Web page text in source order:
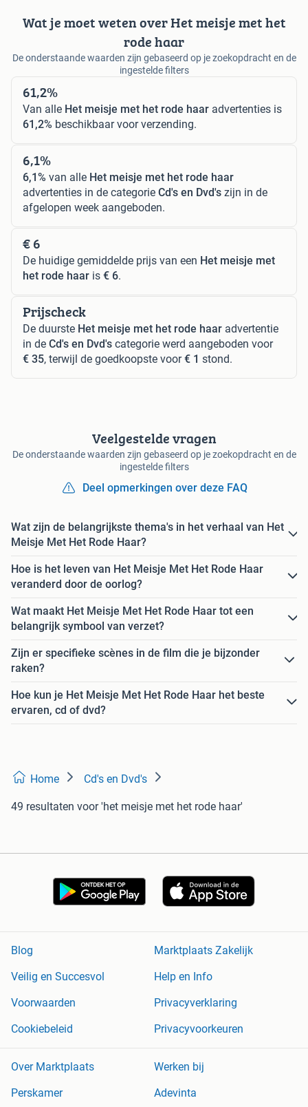
Wat je moet weten over Het meisje met het
rode haar
De onderstaande waarden zijn gebaseerd op je zoekopdracht en de
ingestelde filters
61,2%
Van alle Het meisje met het rode haar advertenties is
61,2% beschikbaar voor verzending.
6,1%
6,1% van alle Het meisje met het rode haar
advertenties in de categorie Cd's en Dvd's zijn in de
afgelopen week aangeboden.
€ 6
De huidige gemiddelde prijs van een Het meisje met
het rode haar is € 6.
Prijscheck
De duurste Het meisje met het rode haar advertentie
in de Cd's en Dvd's categorie werd aangeboden voor
€ 35, terwijl de goedkoopste voor€ 1 stond.
Veelgestelde vragen
De onderstaande waarden zijn gebaseerd op je zoekopdracht en de
ingestelde filters
Deel opmerkingen over deze FAQ
Wat zijn de belangrijkste thema's in het verhaal van Het
Meisje Met Het Rode Haar?
Hoe is het leven van Het Meisje Met Het Rode Haar
veranderd door de oorlog?
Wat maakt Het Meisje Met Het Rode Haar tot een
belangrijk symbool van verzet?
Zijn er specifieke scènes in de film die je bijzonder
raken?
Hoe kun je Het Meisje Met Het Rode Haar het beste
ervaren, cd of dvd?
Home Cd's en Dvd's
49 resultaten voor 'het meisje met het rode haar'
Blog
Marktplaats Zakelijk
Veilig en Succesvol
Help en Info
Voorwaarden
Privacyverklaring
Cookiebeleid
Privacyvoorkeuren
Over Marktplaats
Werken bij
Perskamer
Adevinta